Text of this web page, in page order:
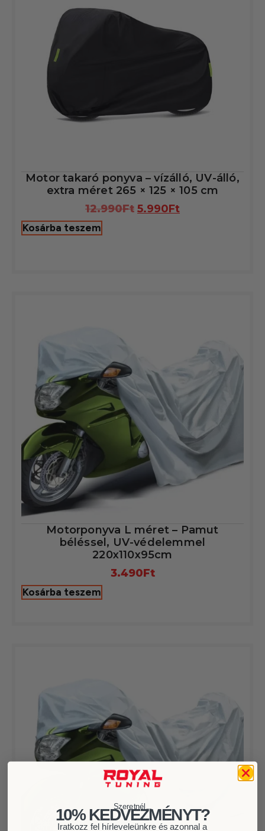
Motor takaró ponyva – vízálló, UV-álló,
extra méret 265 × 125 × 105 cm
12.990Ft 5.990Ft
Kosárba teszem
Motorponyva L méret – Pamut
béléssel, UV-védelemmel
220x110x95cm
3.490Ft
Kosárba teszem
Szeretnél...
10% KEDVEZMÉNYT?
Iratkozz fel hírleveleünkre és azonnal a